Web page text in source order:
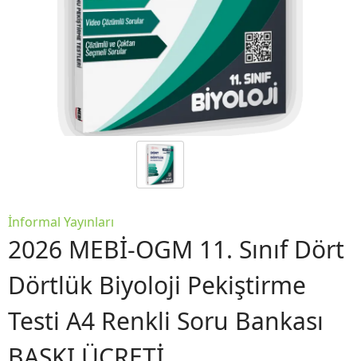
İnformal Yayınları
2026 MEBİ-OGM 11. Sınıf Dört
Dörtlük Biyoloji Pekiştirme
Testi A4 Renkli Soru Bankası